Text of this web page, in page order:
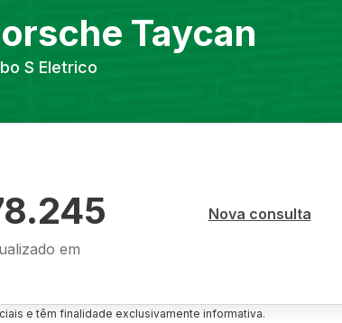
Taycan
S Eletrico
em
Nova consulta
e têm finalidade exclusivamente informativa.